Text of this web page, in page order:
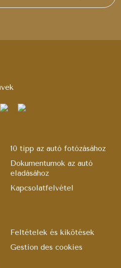
10 tipp az autó fotózásához
Dokumentumok az autó
eladásához
Kapcsolatfelvétel
Feltételek és kikötések
Gestion des cookies